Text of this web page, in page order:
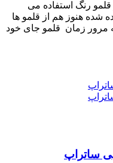
رنگ استفاده می
شده هنوز هم از قلمو ها
مرور زمان قلمو جای خود
ساتراپ